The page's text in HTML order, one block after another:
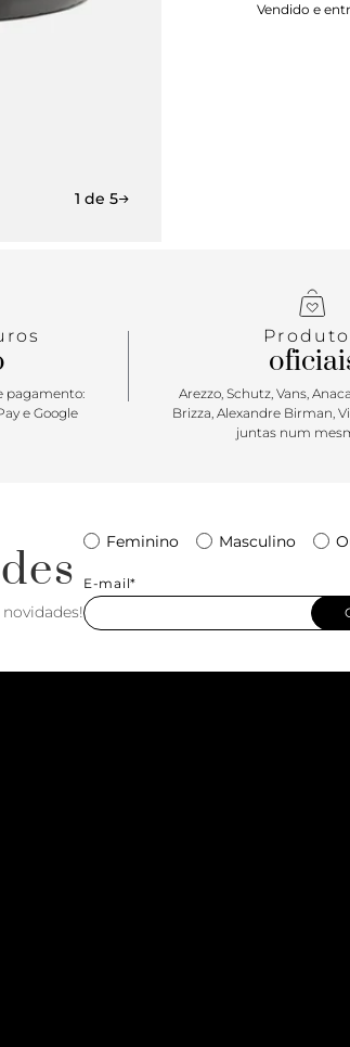
1 de 5
na altura
Vendido e
pagamento:
e Google
Arezzo, Schutz, Vans,
Brizza, Alexandre Birman,
juntas num
Feminino Masculino
E-mail*